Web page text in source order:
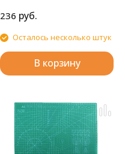
236 руб.
Осталось несколько штук
В корзину